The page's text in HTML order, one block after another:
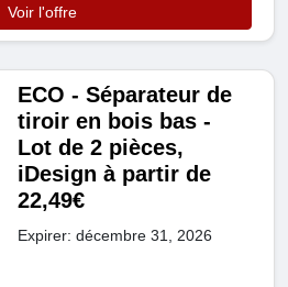
Voir l'offre
ECO - Séparateur de
tiroir en bois bas -
Lot de 2 pièces,
iDesign à partir de
22,49€
Expirer: décembre 31, 2026